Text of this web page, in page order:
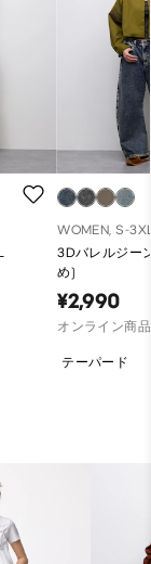
WOMEN, S-
3Dバレルジー
め)
¥2,990
オンライン商品
テーパード